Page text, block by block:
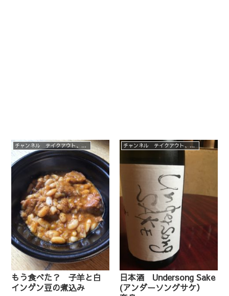
チャンネル テイクアウト、デリバリーメニュー
もう食べた？ 子羊と白
インゲン豆の煮込み
チャンネル テイクアウト、デリバリーメニュー
日本酒 Undersong Sake
(アンダーソングサケ）